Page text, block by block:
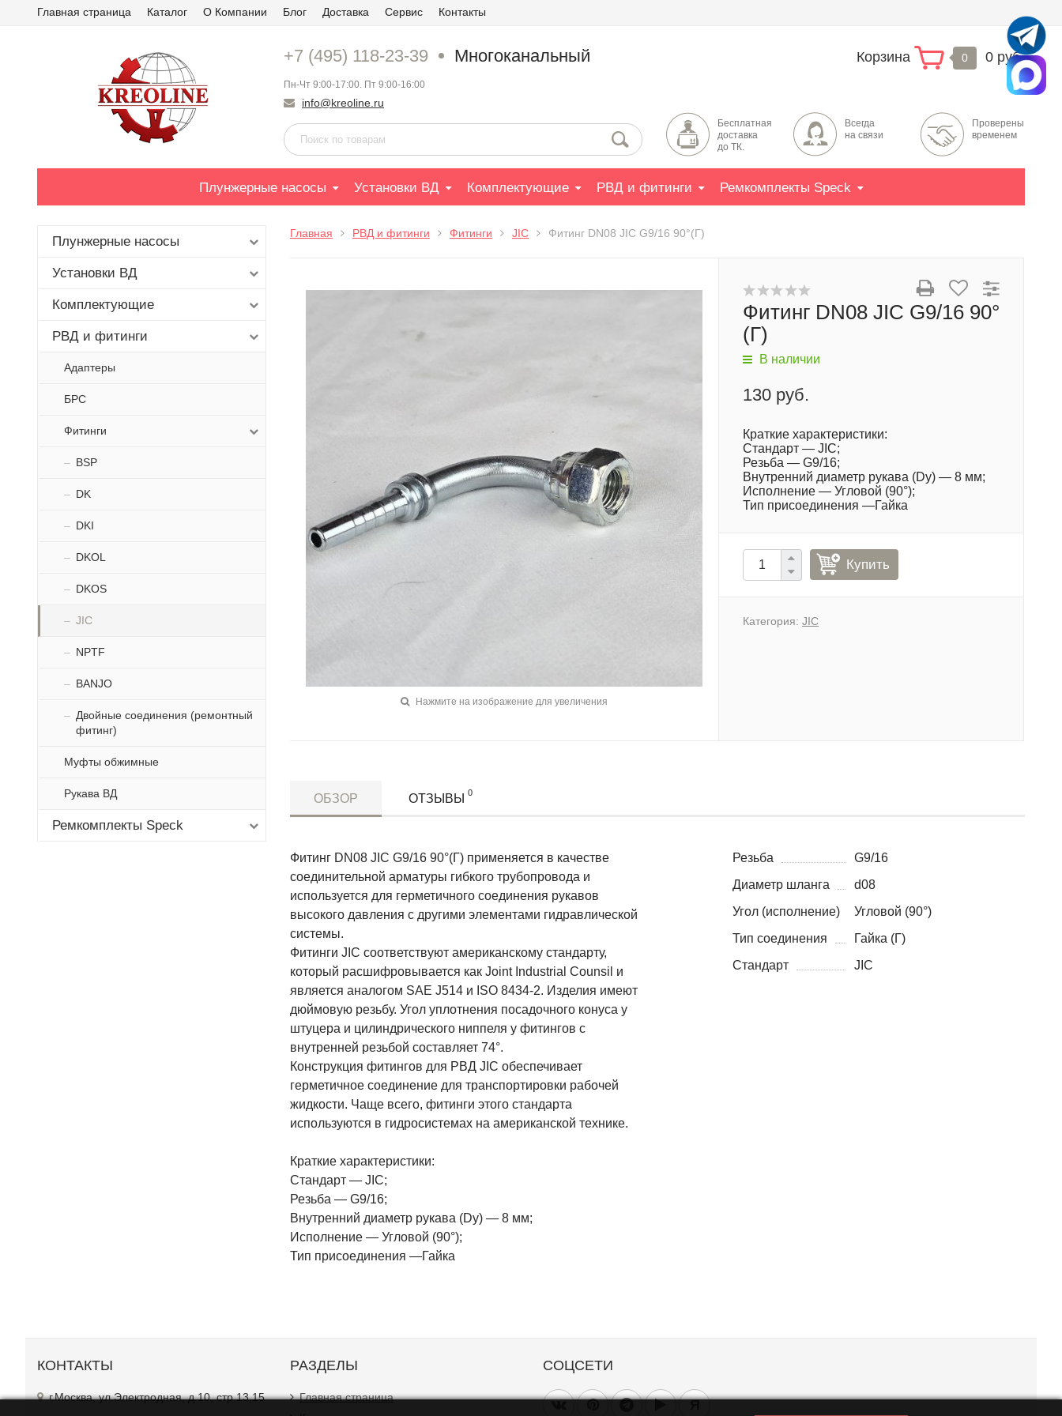
Главная страница Каталог О Компании Блог Доставка Сервис Контакты
+7 (495) 118-23-39 Многоканальный
Пн-Чт 9:00-17:00. Пт 9:00-16:00
info@kreoline.ru
Корзина 0 0 руб.
Бесплатная
доставка
до ТК.
Всегда
на связи
Проверены
временем
Плунжерные насосы Установки ВД Комплектующие РВД и фитинги Ремкомплекты Speck
Плунжерные насосы
Установки ВД
Комплектующие
РВД и фитинги
Адаптеры
БРС
Фитинги
BSP
DK
DKI
DKOL
DKOS
JIC
NPTF
BANJO
Двойные соединения (ремонтный
фитинг)
Муфты обжимные
Рукава ВД
Ремкомплекты Speck
Главная РВД и фитинги Фитинги JIC Фитинг DN08 JIC G9/16 90°(Г)
Нажмите на изображение для увеличения
Фитинг DN08 JIC G9/16 90°
(Г)
В наличии
130 руб.
Краткие характеристики:
Стандарт — JIC;
Резьба — G9/16;
Внутренний диаметр рукава (Dy) — 8 мм;
Исполнение — Угловой (90°);
Тип присоединения —Гайка
Купить
Категория: JIC
ОБЗОР ОТЗЫВЫ 0
Фитинг DN08 JIC G9/16 90°(Г) применяется в качестве
соединительной арматуры гибкого трубопровода и
используется для герметичного соединения рукавов
высокого давления с другими элементами гидравлической
системы.
Фитинги JIC соответствуют американскому стандарту,
который расшифровывается как Joint Industrial Counsil и
является аналогом SAE J514 и ISO 8434-2. Изделия имеют
дюймовую резьбу. Угол уплотнения посадочного конуса у
штуцера и цилиндрического ниппеля у фитингов с
внутренней резьбой составляет 74°.
Конструкция фитингов для РВД JIC обеспечивает
герметичное соединение для транспортировки рабочей
жидкости. Чаще всего, фитинги этого стандарта
используются в гидросистемах на американской технике.
Краткие характеристики:
Стандарт — JIC;
Резьба — G9/16;
Внутренний диаметр рукава (Dy) — 8 мм;
Исполнение — Угловой (90°);
Тип присоединения —Гайка
Резьба
G9/16
Диаметр шланга
d08
Угол (исполнение)
Угловой (90°)
Тип соединения
Гайка (Г)
Стандарт
JIC
КОНТАКТЫ
г.Москва, ул.Электродная, д.10, стр.13,15
РАЗДЕЛЫ
Главная страница
СОЦСЕТИ